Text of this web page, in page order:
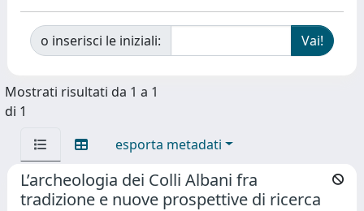
o inserisci le iniziali:
Mostrati risultati da 1 a 1
di 1
esporta metadati
L’archeologia dei Colli Albani fra
tradizione e nuove prospettive di ricerca